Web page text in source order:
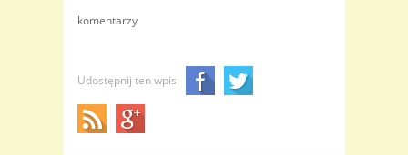
komentarzy
Udostępnij ten wpis